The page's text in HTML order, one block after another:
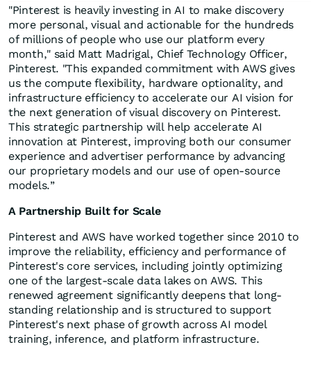
"Pinterest is heavily investing in AI to make discovery
more personal, visual and actionable for the hundreds
of millions of people who use our platform every
month," said Matt Madrigal, Chief Technology Officer,
Pinterest. "This expanded commitment with AWS gives
us the compute flexibility, hardware optionality, and
infrastructure efficiency to accelerate our AI vision for
the next generation of visual discovery on Pinterest.
This strategic partnership will help accelerate AI
innovation at Pinterest, improving both our consumer
experience and advertiser performance by advancing
our proprietary models and our use of open-source
models.”
A Partnership Built for Scale
Pinterest and AWS have worked together since 2010 to
improve the reliability, efficiency and performance of
Pinterest's core services, including jointly optimizing
one of the largest-scale data lakes on AWS. This
renewed agreement significantly deepens that long-
standing relationship and is structured to support
Pinterest's next phase of growth across AI model
training, inference, and platform infrastructure.